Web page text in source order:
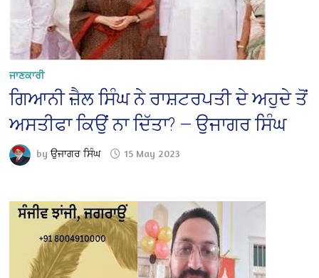
ਜਾਣਕਾਰੀ
ਗਿਆਨੀ ਜ਼ੈਲ ਸਿੰਘ ਨੇ ਰਾਸ਼ਟਰਪਤੀ ਦੇ ਅਹੁਦੇ ਤੋਂ
ਅਸਤੀਫਾ ਕਿਉਂ ਨਾ ਦਿੱਤਾ? — ਉਜਾਗਰ ਸਿੰਘ
byਉਜਾਗਰ ਸਿੰਘ 15 May 2023